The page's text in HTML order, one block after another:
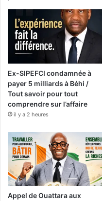
Ex-SIPEFCI condamnée à
payer 5 milliards à Béhi /
Tout savoir pour tout
comprendre sur l’affaire
il y a 2 heures
Appel de Ouattara aux